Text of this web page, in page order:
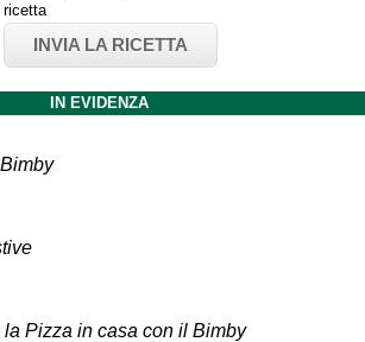
ricetta
INVIA LA RICETTA
IN EVIDENZA
la Pizza in casa con il Bimby